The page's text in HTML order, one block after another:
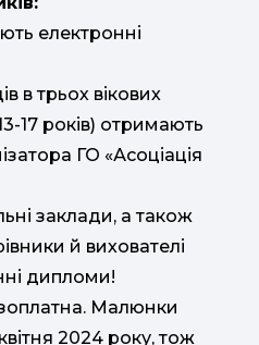
електронні
в трьох вікових
17 років) отримають
ГО «Асоціація
заклади, а також
й вихователі
дипломи!
Малюнки
2024 року, тож